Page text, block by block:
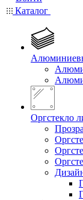
Каталог
Оргстекло